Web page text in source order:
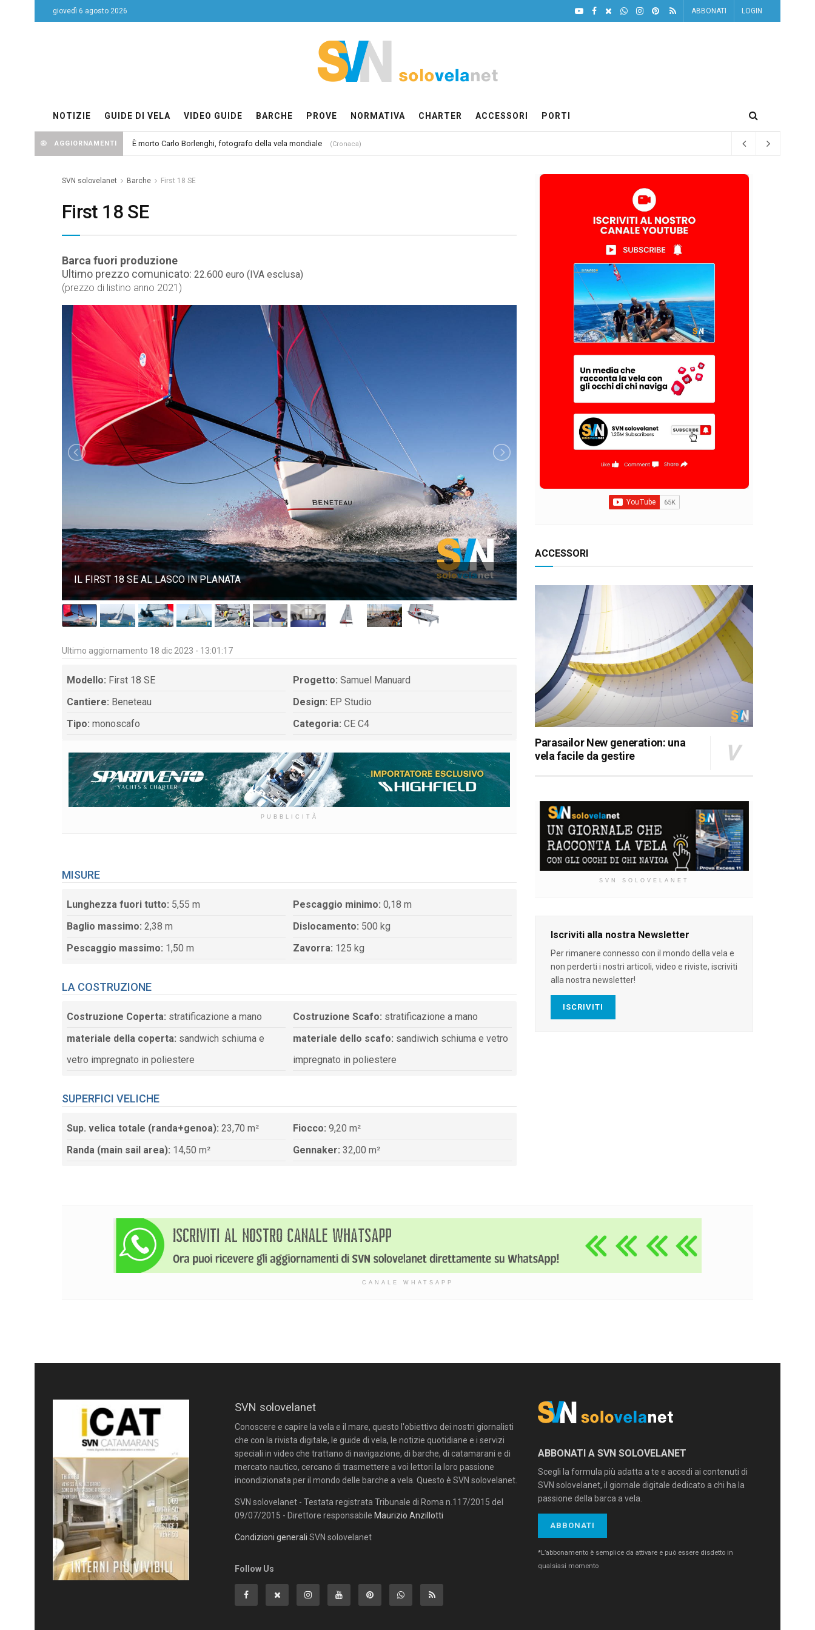
giovedì 6 agosto 2026 ABBONATI LOGIN
NOTIZIE GUIDE DI VELA VIDEO GUIDE BARCHE PROVE NORMATIVA CHARTER ACCESSORI PORTI
AGGIORNAMENTI È morto Carlo Borlenghi, fotografo della vela mondiale (Cronaca)
SVN solovelanet Barche First 18 SE
First 18 SE
Barca fuori produzione
Ultimo prezzo comunicato: 22.600 euro (IVA esclusa)
(prezzo di listino anno 2021)
IL FIRST 18 SE AL LASCO IN PLANATA
Ultimo aggiornamento 18 dic 2023 - 13:01:17
Modello: First 18 SE
Cantiere: Beneteau
Tipo: monoscafo
Progetto: Samuel Manuard
Design: EP Studio
Categoria: CE C4
PUBBLICITÀ
MISURE
Lunghezza fuori tutto: 5,55 m
Baglio massimo: 2,38 m
Pescaggio massimo: 1,50 m
Pescaggio minimo: 0,18 m
Dislocamento: 500 kg
Zavorra: 125 kg
LA COSTRUZIONE
Costruzione Coperta: stratificazione a mano
materiale della coperta: sandwich schiuma e
vetro impregnato in poliestere
Costruzione Scafo: stratificazione a mano
materiale dello scafo: sandiwich schiuma e vetro
impregnato in poliestere
SUPERFICI VELICHE
Sup. velica totale (randa+genoa): 23,70 m²
Randa (main sail area): 14,50 m²
Fiocco: 9,20 m²
Gennaker: 32,00 m²
ACCESSORI
Parasailor New generation: una
vela facile da gestire
SVN SOLOVELANET
Iscriviti alla nostra Newsletter
Per rimanere connesso con il mondo della vela e
non perderti i nostri articoli, video e riviste, iscriviti
alla nostra newsletter!
ISCRIVITI
CANALE WHATSAPP
SVN solovelanet
Conoscere e capire la vela e il mare, questo l'obiettivo dei nostri giornalisti
che con la rivista digitale, le guide di vela, le notizie quotidiane e i servizi
speciali in video che trattano di navigazione, di barche, di catamarani e di
mercato nautico, cercano di trasmettere a voi lettori la loro passione
incondizionata per il mondo delle barche a vela. Questo è SVN solovelanet.
SVN solovelanet - Testata registrata Tribunale di Roma n.117/2015 del
09/07/2015 - Direttore responsabile Maurizio Anzillotti
Condizioni generali SVN solovelanet
Follow Us
ABBONATI A SVN SOLOVELANET
Scegli la formula più adatta a te e accedi ai contenuti di
SVN solovelanet, il giornale digitale dedicato a chi ha la
passione della barca a vela.
ABBONATI
*L’abbonamento è semplice da attivare e può essere disdetto in
qualsiasi momento